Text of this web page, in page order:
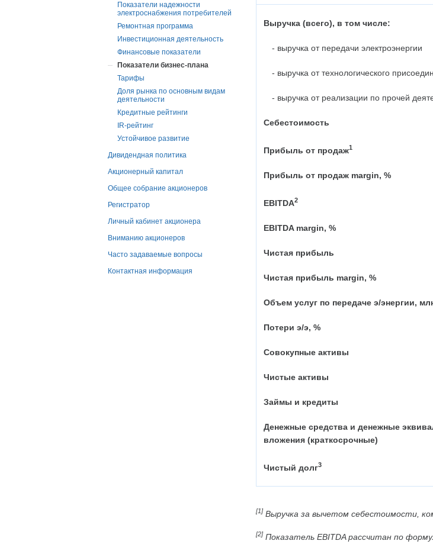
Показатели надежности
электроснабжения потребителей
Ремонтная программа
Инвестиционная деятельность
Финансовые показатели
Показатели бизнес-плана
Тарифы
Доля рынка по основным видам
деятельности
Кредитные рейтинги
IR-рейтинг
Устойчивое развитие
Дивидендная политика
Акционерный капитал
Общее собрание акционеров
Регистратор
Личный кабинет акционера
Вниманию акционеров
Часто задаваемые вопросы
Контактная информация
Выручка (всего), в том числе:
- выручка от передачи электроэнергии
- выручка от технологического
- выручка от реализации по прочей
Себестоимость
Прибыль от продаж1
Прибыль от продаж margin, %
EBITDA2
EBITDA margin, %
Чистая прибыль
Чистая прибыль margin, %
Объем услуг по передаче э/энергии,
Потери э/э, %
Совокупные активы
Чистые активы
Займы и кредиты
Денежные средства и денежные
вложения (краткосрочные)
Чистый долг3
[1] Выручка за вычетом себестоимости,
[2] Показатель EBITDA рассчитан по